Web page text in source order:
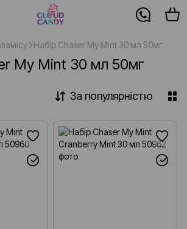
Набір Chaser My Mint 30 мл 50мг
My Mint 30 мл 50мг
За популярністю